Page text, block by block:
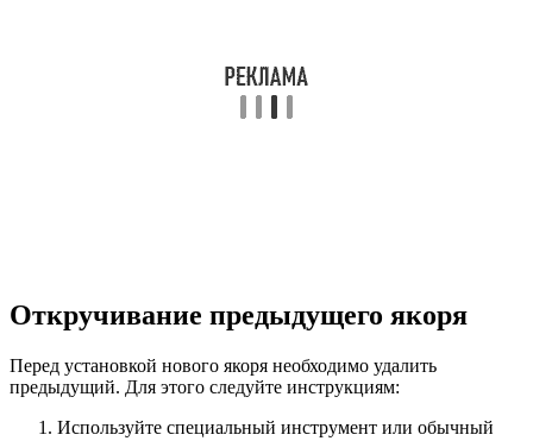
Откручивание предыдущего якоря
Перед установкой нового якоря необходимо удалить
предыдущий. Для этого следуйте инструкциям:
Используйте специальный инструмент или обычный